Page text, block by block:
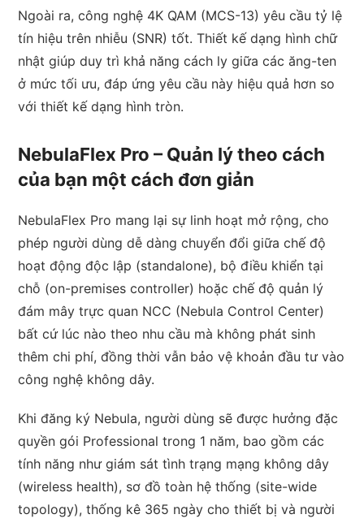
Ngoài ra, công nghệ 4K QAM (MCS-13) yêu cầu tỷ lệ
tín hiệu trên nhiễu (SNR) tốt. Thiết kế dạng hình chữ
nhật giúp duy trì khả năng cách ly giữa các ăng-ten
ở mức tối ưu, đáp ứng yêu cầu này hiệu quả hơn so
với thiết kế dạng hình tròn.
NebulaFlex Pro – Quản lý theo cách
của bạn một cách đơn giản
NebulaFlex Pro mang lại sự linh hoạt mở rộng, cho
phép người dùng dễ dàng chuyển đổi giữa chế độ
hoạt động độc lập (standalone), bộ điều khiển tại
chỗ (on-premises controller) hoặc chế độ quản lý
đám mây trực quan NCC (Nebula Control Center)
bất cứ lúc nào theo nhu cầu mà không phát sinh
thêm chi phí, đồng thời vẫn bảo vệ khoản đầu tư vào
công nghệ không dây.
Khi đăng ký Nebula, người dùng sẽ được hưởng đặc
quyền gói Professional trong 1 năm, bao gồm các
tính năng như giám sát tình trạng mạng không dây
(wireless health), sơ đồ toàn hệ thống (site-wide
topology), thống kê 365 ngày cho thiết bị và người